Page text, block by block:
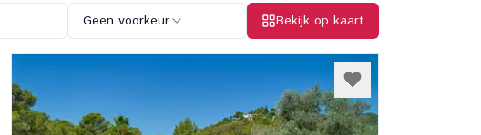
Geen voorkeur Bekijk op kaart